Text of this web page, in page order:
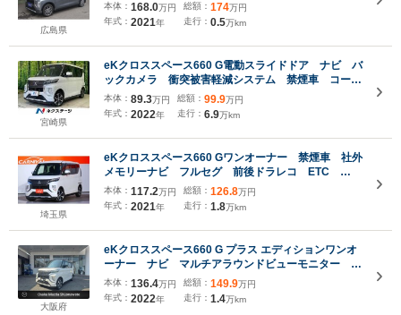
広島県
本体： 168.0万円
年式： 2021年
総額： 174万円
走行： 0.5万km
宮崎県
eKクロススペース660 G電動スライドドア ナビ バ
ックカメラ 衝突被害軽減システム 禁煙車 コーナ
ーセンサー スマートキー LEDヘッド 純正15イン
チアルミ オートハイビーム 車線逸脱警報 オート
ライト オートエアコン
本体： 89.3万円
年式： 2022年
総額： 99.9万円
走行： 6.9万km
埼玉県
eKクロススペース660 Gワンオーナー 禁煙車 社外
メモリーナビ フルセグ 前後ドラレコ ETC
Bluetooth 左パワースライド ハンズフリーオート
スライド LEDヘッドライト シートヒーター レー
ダーブレーキサポート
本体： 117.2万円
年式： 2021年
総額： 126.8万円
走行： 1.8万km
大阪府
eKクロススペース660 G プラス エディションワンオ
ーナー ナビ マルチアラウンドビューモニター 自
動防眩ルームミラー スライドドア両側電動 スライ
ドドアロールサンシェード リアサーキュレーター
マイルドハイブリッド 三菱e-アシスト安全支援装備
本体： 136.4万円
年式： 2022年
総額： 149.9万円
走行： 1.4万km